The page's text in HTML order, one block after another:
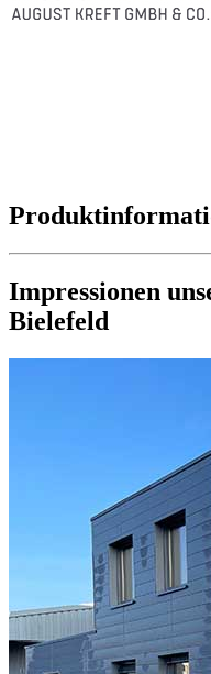
Impressionen
Bielefeld